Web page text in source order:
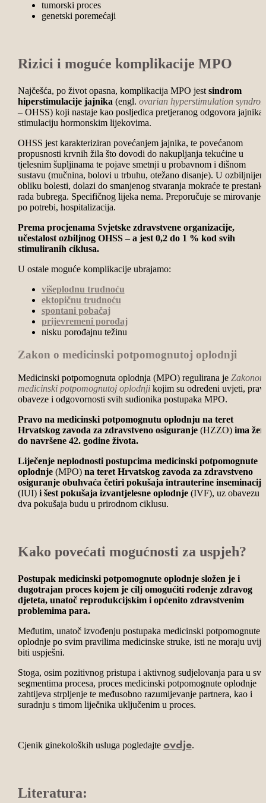
tumorski proces
genetski poremećaji
Rizici i moguće komplikacije MPO
Najčešća, po život opasna, komplikacija MPO jest sindrom
hiperstimulacije jajnika (engl. ovarian hyperstimulation
– OHSS) koji nastaje kao posljedica pretjeranog odgovora jajnika
stimulaciju hormonskim lijekovima.
OHSS jest karakteriziran povećanjem jajnika, te povećanom
propusnosti krvnih žila što dovodi do nakupljanja tekućine u
tjelesnim šupljinama te pojave smetnji u probavnom i dišnom
sustavu (mučnina, bolovi u trbuhu, otežano disanje). U ozbiljnijem
obliku bolesti, dolazi do smanjenog stvaranja mokraće te
rada bubrega. Specifičnog lijeka nema. Preporučuje se mirovanje
po potrebi, hospitalizacija.
Prema procjenama Svjetske zdravstvene organizacije,
učestalost ozbiljnog OHSS – a jest 0,2 do 1 % kod svih
stimuliranih ciklusa.
U ostale moguće komplikacije ubrajamo:
višeplodnu trudnoću
ektopičnu trudnoću
spontani pobačaj
prijevremeni porođaj
nisku porođajnu težinu
Zakon o medicinski potpomognutoj oplodnji
Medicinski potpomognuta oplodnja (MPO) regulirana je
medicinski potpomognutoj oplodnjikojim su određeni uvjeti,
obaveze i odgovornosti svih sudionika postupaka MPO.
Pravo na medicinski potpomognutu oplodnju na teret
Hrvatskog zavoda za zdravstveno osiguranje(HZZO) ima
do navršene 42. godine života.
Liječenje neplodnosti postupcima medicinski potpomognute
oplodnje(MPO) na teret Hrvatskog zavoda za zdravstveno
osiguranje obuhvaća četiri pokušaja intrauterine inseminacije
(IUI) i šest pokušaja izvantjelesne oplodnje(IVF), uz obavezu
dva pokušaja budu u prirodnom ciklusu.
Kako povećati mogućnosti za uspjeh?
Postupak medicinski potpomognute oplodnje složen je i
dugotrajan proces kojem je cilj omogućiti rođenje zdravog
djeteta, unatoč reprodukcijskim i općenito zdravstvenim
problemima para.
Međutim, unatoč izvođenju postupaka medicinski potpomognute
oplodnje po svim pravilima medicinske struke, isti ne moraju
biti uspješni.
Stoga, osim pozitivnog pristupa i aktivnog sudjelovanja para u
segmentima procesa, proces medicinski potpomognute oplodnje
zahtijeva strpljenje te međusobno razumijevanje partnera, kao i
suradnju s timom liječnika uključenim u proces.
Cjenik ginekoloških usluga pogledajte ovdje.
Literatura: